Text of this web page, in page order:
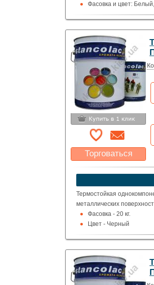
Фасовка и цвет:
база для тонировки-20 кг.
Торговаться
Какая цена Вас
устроит?
Указать цену
Термостойкая
металлических
Фасовка - 20 кг.
Цвет - Черный
Термостойкость - до